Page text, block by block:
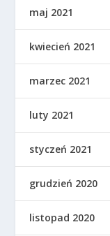
maj 2021
kwiecień 2021
marzec 2021
luty 2021
styczeń 2021
grudzień 2020
listopad 2020